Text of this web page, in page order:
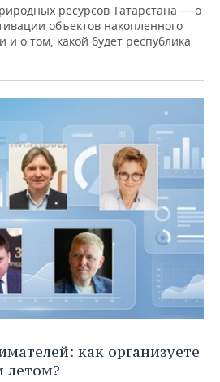
ресурсов Татарстана — о
объектов накопленного
о том, какой будет республика
как организуете
летом?